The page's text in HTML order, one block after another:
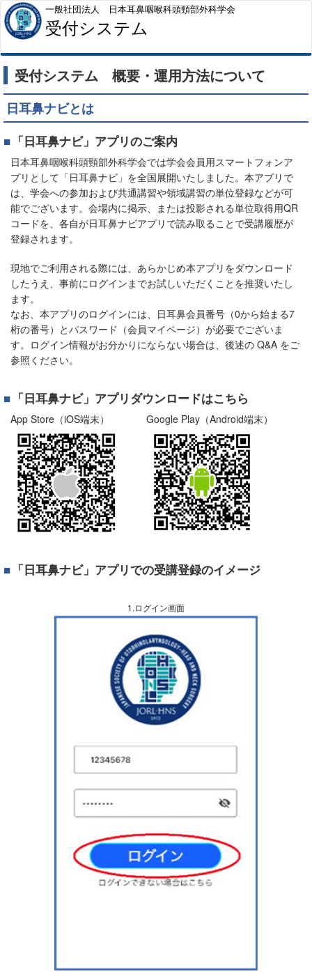
一般社団法人 日本耳鼻咽喉科頭頸部外科学会
受付システム
受付システム 概要・運用方法について
日耳鼻ナビとは
「日耳鼻ナビ」アプリのご案内
日本耳鼻咽喉科頭頸部外科学会では学会会員用スマートフォンア
プリとして「日耳鼻ナビ」を全国展開いたしました。本アプリで
は、学会への参加および共通講習や領域講習の単位登録などが可
能でございます。会場内に掲示、または投影される単位取得用QR
コードを、各自が日耳鼻ナビアプリで読み取ることで受講履歴が
登録されます。
現地でご利用される際には、あらかじめ本アプリをダウンロード
したうえ、事前にログインまでお試しいただくことを推奨いたし
ます。
なお、本アプリのログインには、日耳鼻会員番号（0から始まる7
桁の番号）とパスワード（会員マイページ）が必要でございま
す。ログイン情報がお分かりにならない場合は、後述の Q&A をご
参照ください。
「日耳鼻ナビ」アプリダウンロードはこちら
App Store（iOS端末） Google Play（Android端末）
「日耳鼻ナビ」アプリでの受講登録のイメージ
1.ログイン画面